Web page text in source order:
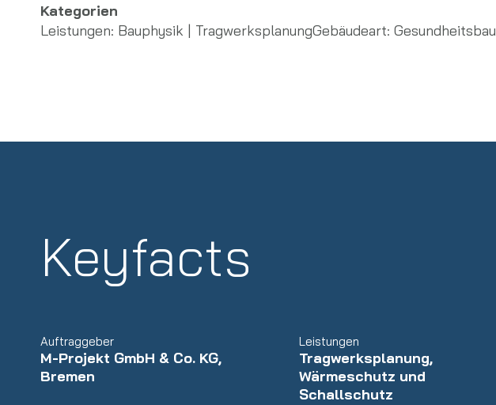
Kategorien
Leistungen: Bauphysik | TragwerksplanungGebäudeart: Gesundheitsbau
Keyfacts
Auftraggeber
M-Projekt GmbH & Co. KG,
Bremen
Leistungen
Tragwerksplanung,
Wärmeschutz und
Schallschutz